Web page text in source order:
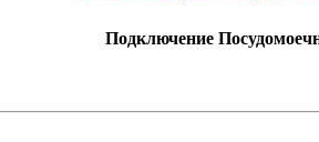
Подключение